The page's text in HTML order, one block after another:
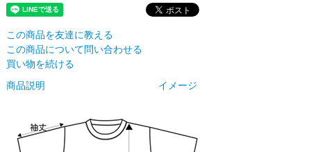
この商品を友達に教える
この商品について問い合わせる
買い物を続ける
商品説明
イメージ